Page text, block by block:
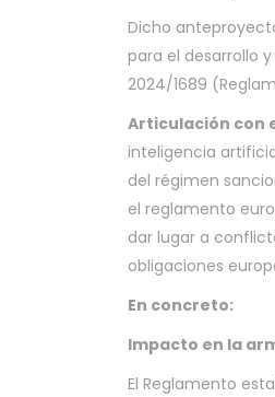
Dicho
para el desarrollo
2024/1689
Articulación con
inteligencia
del régimen
el reglamento
dar lugar a
obligaciones
En concreto:
Impacto en la
El Reglamento